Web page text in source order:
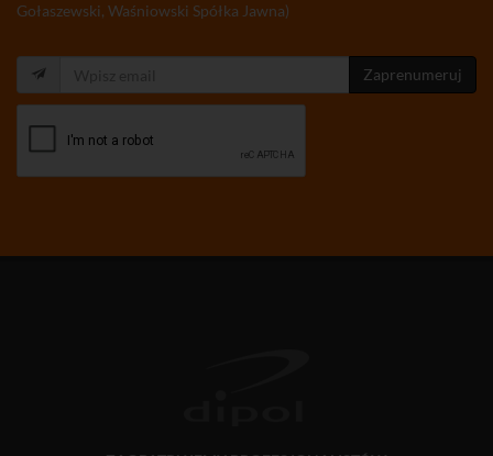
Gołaszewski, Waśniowski Spółka Jawna)
Zaprenumeruj